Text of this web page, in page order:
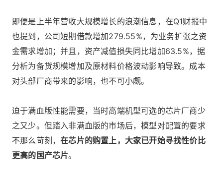
即便是上半年营收大规模增长的浪潮信息，在Q1财报中
也提到，公司短期借款增加279.55%，为业务扩张之资
金需求增加；并且，资产减值损失同比增加63.5%，据
分析为备货规模增加及原材料价格波动影响导致。成本
对头部厂商带来的影响，也不可小觑。
迫于满血版性能需要，当时高端机型可选的芯片厂商少
之又少。但踏入非满血版的市场后，模型对配置的要求
不那么苛刻，在芯片的购置上，大家已开始寻找性价比
更高的国产芯片。